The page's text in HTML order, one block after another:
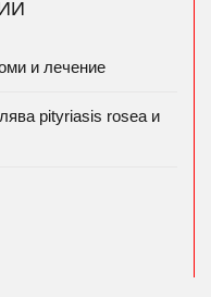
и лечение
pityriasis rosea и